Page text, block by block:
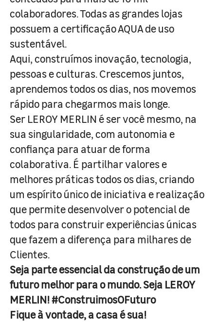
colaboradores. Todas as grandes lojas
possuem a certificação AQUA de uso
sustentável.
Aqui, construímos inovação, tecnologia,
pessoas e culturas. Crescemos juntos,
aprendemos todos os dias, nos movemos
rápido para chegarmos mais longe.
Ser LEROY MERLIN é ser você mesmo, na
sua singularidade, com autonomia e
confiança para atuar de forma
colaborativa. É partilhar valores e
melhores práticas todos os dias, criando
um espírito único de iniciativa e realização
que permite desenvolver o potencial de
todos para construir experiências únicas
que fazem a diferença para milhares de
Clientes.
Seja parte essencial da construção de um
futuro melhor para o mundo. Seja LEROY
MERLIN! #ConstruimosOFuturo
Fique à vontade, a casa é sua!